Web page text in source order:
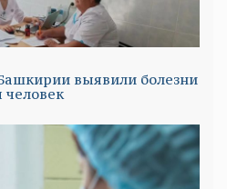
выявили болезни
человек